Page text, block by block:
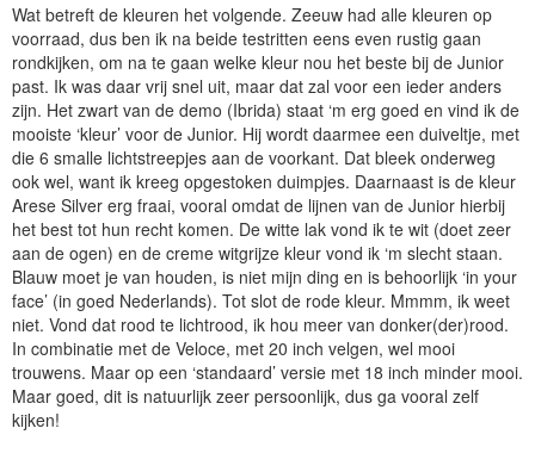
Wat betreft de kleuren het volgende. Zeeuw had alle kleuren op
voorraad, dus ben ik na beide testritten eens even rustig gaan
rondkijken, om na te gaan welke kleur nou het beste bij de Junior
past. Ik was daar vrij snel uit, maar dat zal voor een ieder anders
zijn. Het zwart van de demo (Ibrida) staat ‘m erg goed en vind ik de
mooiste ‘kleur’ voor de Junior. Hij wordt daarmee een duiveltje, met
die 6 smalle lichtstreepjes aan de voorkant. Dat bleek onderweg
ook wel, want ik kreeg opgestoken duimpjes. Daarnaast is de kleur
Arese Silver erg fraai, vooral omdat de lijnen van de Junior hierbij
het best tot hun recht komen. De witte lak vond ik te wit (doet zeer
aan de ogen) en de creme witgrijze kleur vond ik ‘m slecht staan.
Blauw moet je van houden, is niet mijn ding en is behoorlijk ‘in your
face’ (in goed Nederlands). Tot slot de rode kleur. Mmmm, ik weet
niet. Vond dat rood te lichtrood, ik hou meer van donker(der)rood.
In combinatie met de Veloce, met 20 inch velgen, wel mooi
trouwens. Maar op een ‘standaard’ versie met 18 inch minder mooi.
Maar goed, dit is natuurlijk zeer persoonlijk, dus ga vooral zelf
kijken!